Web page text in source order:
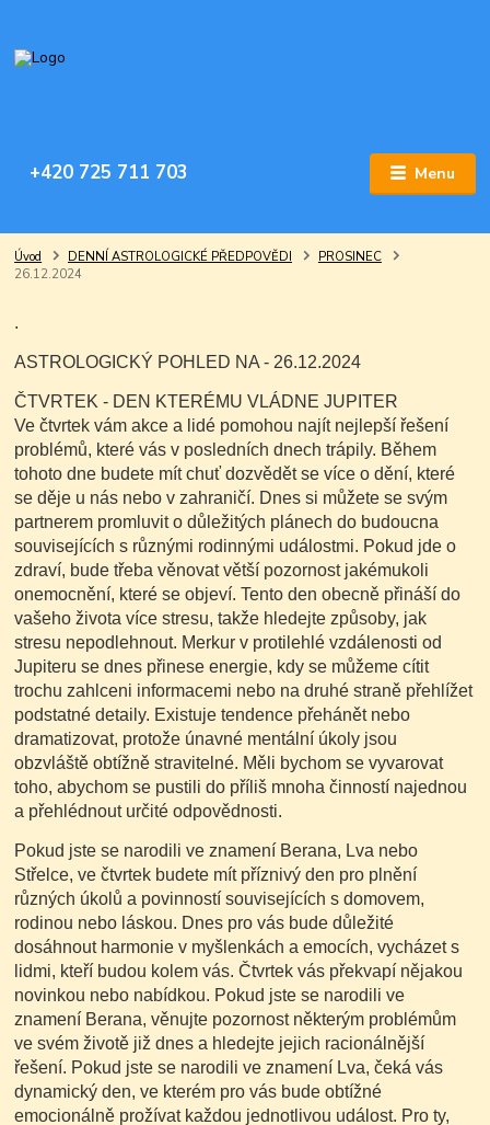
Menu
+420 725 711 703
Úvod DENNÍ ASTROLOGICKÉ PŘEDPOVĚDI
PROSINEC
26.12.2024
.
ASTROLOGICKÝ POHLED NA - 26.12.2024
ČTVRTEK - DEN KTERÉMU VLÁDNE JUPITER
Ve čtvrtek vám akce a lidé pomohou najít nejlepší řešení
problémů, které vás v posledních dnech trápily. Během
tohoto dne budete mít chuť dozvědět se více o dění, které
se děje u nás nebo v zahraničí. Dnes si můžete se svým
partnerem promluvit o důležitých plánech do budoucna
souvisejících s různými rodinnými událostmi. Pokud jde o
zdraví, bude třeba věnovat větší pozornost jakémukoli
onemocnění, které se objeví. Tento den obecně přináší do
vašeho života více stresu, takže hledejte způsoby, jak
stresu nepodlehnout. Merkur v protilehlé vzdálenosti od
Jupiteru se dnes přinese energie, kdy se můžeme cítit
trochu zahlceni informacemi nebo na druhé straně přehlížet
podstatné detaily. Existuje tendence přehánět nebo
dramatizovat, protože únavné mentální úkoly jsou
obzvláště obtížně stravitelné. Měli bychom se vyvarovat
toho, abychom se pustili do příliš mnoha činností najednou
a přehlédnout určité odpovědnosti.
Pokud jste se narodili ve znamení Berana, Lva nebo
Střelce, ve čtvrtek budete mít příznivý den pro plnění
různých úkolů a povinností souvisejících s domovem,
rodinou nebo láskou. Dnes pro vás bude důležité
dosáhnout harmonie v myšlenkách a emocích, vycházet s
lidmi, kteří budou kolem vás. Čtvrtek vás překvapí nějakou
novinkou nebo nabídkou. Pokud jste se narodili ve
znamení Berana, věnujte pozornost některým problémům
ve svém životě již dnes a hledejte jejich racionálnější
řešení. Pokud jste se narodili ve znamení Lva, čeká vás
dynamický den, ve kterém pro vás bude obtížné
emocionálně prožívat každou jednotlivou událost. Pro ty,